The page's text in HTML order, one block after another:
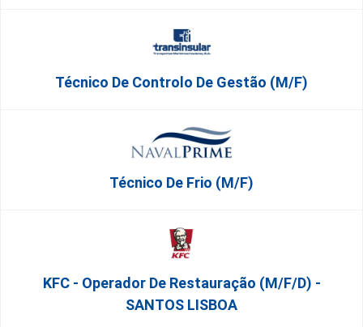
Técnico De Controlo De Gestão (m/f)
Técnico De Frio (m/f)
KFC - Operador De Restauração (m/f/d) -
SANTOS LISBOA